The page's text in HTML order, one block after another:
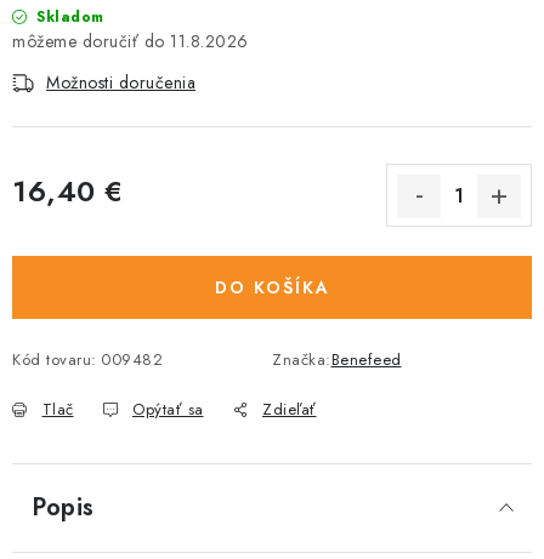
GELOREN KĽBOVÁ VÝŽIVA
Bonusový program
Skladom
11.8.2026
Možnosti doručenia
16,40 €
DO KOŠÍKA
Kód tovaru: 009482 Značka:Benefeed
Tlač Opýtať sa Zdieľať
Popis